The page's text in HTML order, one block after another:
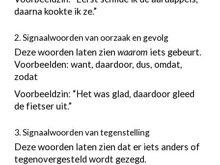
daarna kookte ik ze.”
2. Signaalwoorden van oorzaak en gevolg
Deze woorden laten zienwaarom iets gebeurt.
Voorbeelden: want, daardoor, dus, omdat,
zodat
Voorbeeldzin: “Het was glad, daardoor gleed
de fietser uit.”
3. Signaalwoorden van tegenstelling
Deze woorden laten zien dat er iets anders of
tegenovergesteld wordt gezegd.